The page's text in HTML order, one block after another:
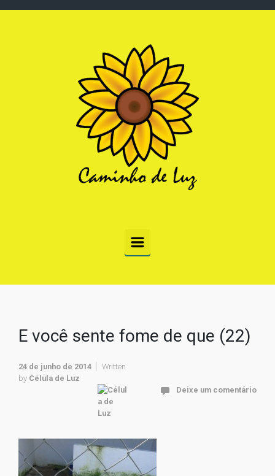
E você sente fome de que (22)
24 de junho de 2014
Written
by Célula de Luz
Deixe um comentário